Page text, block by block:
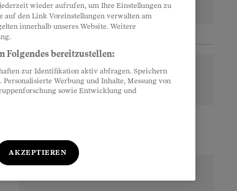
wieder aufrufen, um Ihre Einstellungen zu
den Link Voreinstellungen verwalten am
innerhalb unseres Website. Weitere
Folgendes bereitzustellen:
zur Identifikation aktiv abfragen. Speichern
Werbung und Inhalte, Messung von
sowie Entwicklung und
AKZEPTIEREN